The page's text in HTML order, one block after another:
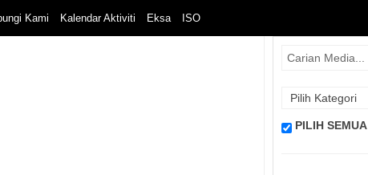
Kami Kalendar Aktiviti Eksa ISO
PILIH SEMUA